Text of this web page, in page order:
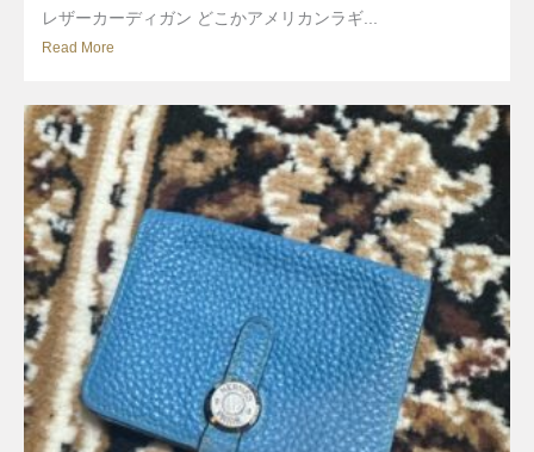
レザーカーディガン どこかアメリカンラギ...
Read More